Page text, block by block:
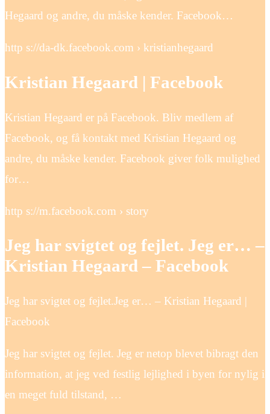
Hegaard og andre, du måske kender. Facebook…
http s://da-dk.facebook.com › kristianhegaard
Kristian Hegaard | Facebook
Kristian Hegaard er på Facebook. Bliv medlem af
Facebook, og få kontakt med Kristian Hegaard og
andre, du måske kender. Facebook giver folk mulighed
for…
http s://m.facebook.com › story
Jeg har svigtet og fejlet. Jeg er… –
Kristian Hegaard – Facebook
Jeg har svigtet og fejlet.Jeg er… – Kristian Hegaard |
Facebook
Jeg har svigtet og fejlet. Jeg er netop blevet bibragt den
information, at jeg ved festlig lejlighed i byen for nylig i
en meget fuld tilstand, …